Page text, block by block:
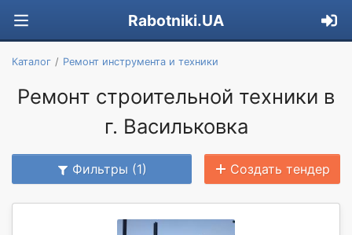
Rabotniki.UA
Каталог Ремонт инструмента и техники
Ремонт строительной техники в
г. Васильковка
Фильтры (1) Создать тендер